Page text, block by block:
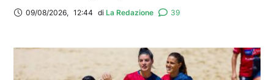
09/08/2026, 12:44 di La Redazione 39